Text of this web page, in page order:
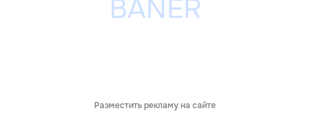
Разместить рекламу на сайте